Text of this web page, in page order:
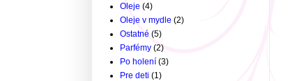
Oleje (4)
Oleje v mydle (2)
Ostatné (5)
Parfémy (2)
Po holení (3)
Pre deti (1)